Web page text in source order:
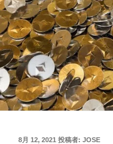
投
8月 12, 2021 投稿者: JOSE